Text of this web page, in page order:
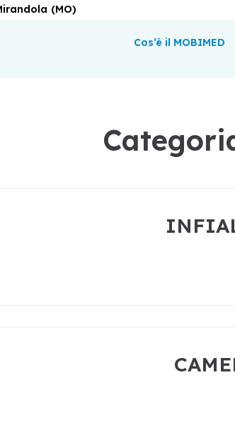
(MO)
Cos’è il MOBIMED